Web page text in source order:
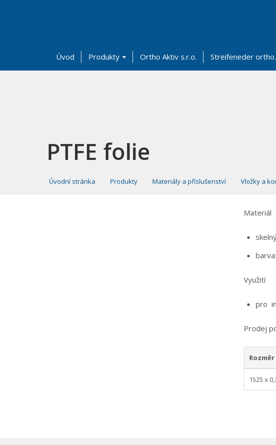
Úvod Produkty Ortho Aktiv s.r.o. Streifeneder
PTFE folie
Úvodní stránka Produkty Materiály a příslušenství Vložky a
Materiál
Využití
pro
Prodej
Rozměr
1525 x